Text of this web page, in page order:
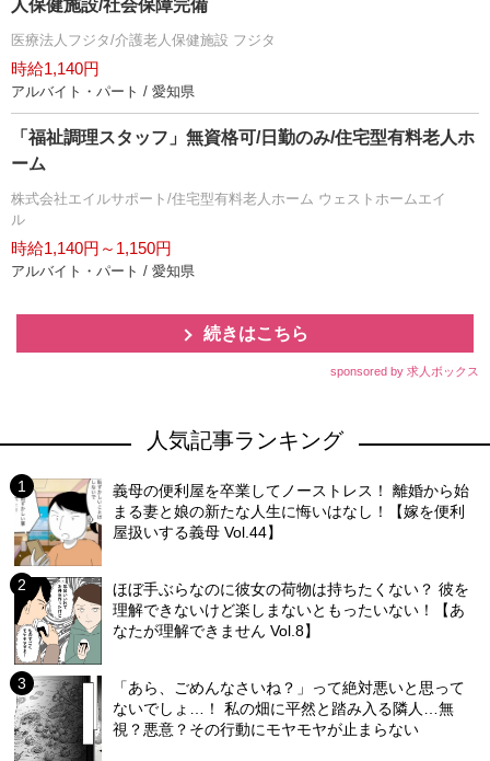
人保健施設/社会保障完備
医療法人フジタ/介護老人保健施設 フジタ
時給1,140円
アルバイト・パート / 愛知県
「福祉調理スタッフ」無資格可/日勤のみ/住宅型有料老人ホ
ーム
株式会社エイルサポート/住宅型有料老人ホーム ウェストホームエイ
ル
時給1,140円～1,150円
アルバイト・パート / 愛知県
続きはこちら
sponsored by 求人ボックス
人気記事ランキング
義母の便利屋を卒業してノーストレス！ 離婚から始
まる妻と娘の新たな人生に悔いはなし！【嫁を便利
屋扱いする義母 Vol.44】
ほぼ手ぶらなのに彼女の荷物は持ちたくない？ 彼を
理解できないけど楽しまないともったいない！【あ
なたが理解できません Vol.8】
「あら、ごめんなさいね？」って絶対悪いと思って
ないでしょ…！ 私の畑に平然と踏み入る隣人…無
視？悪意？その行動にモヤモヤが止まらない